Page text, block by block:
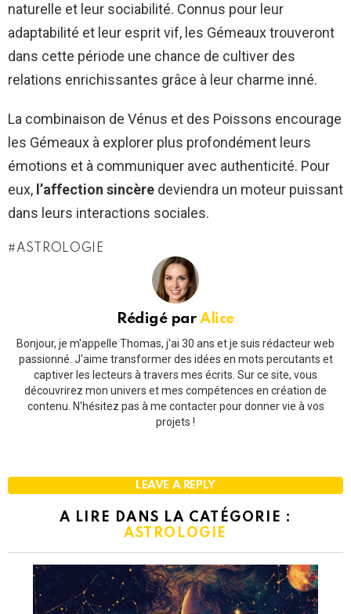
naturelle et leur sociabilité. Connus pour leur
adaptabilité et leur esprit vif, les Gémeaux trouveront
dans cette période une chance de cultiver des
relations enrichissantes grâce à leur charme inné.
La combinaison de Vénus et des Poissons encourage
les Gémeaux à explorer plus profondément leurs
émotions et à communiquer avec authenticité. Pour
eux, l’affection sincère deviendra un moteur puissant
dans leurs interactions sociales.
ASTROLOGIE
Rédigé parAlice
Bonjour, je m'appelle Thomas, j'ai 30 ans et je suis rédacteur web
passionné. J'aime transformer des idées en mots percutants et
captiver les lecteurs à travers mes écrits. Sur ce site, vous
découvrirez mon univers et mes compétences en création de
contenu. N'hésitez pas à me contacter pour donner vie à vos
projets !
LEAVE A REPLY
A LIRE DANS LA CATÉGORIE :
ASTROLOGIE